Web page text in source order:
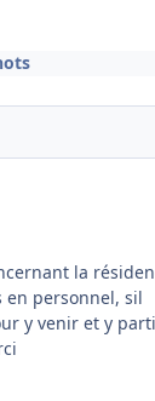
la
en personnel, sil
y venir et y